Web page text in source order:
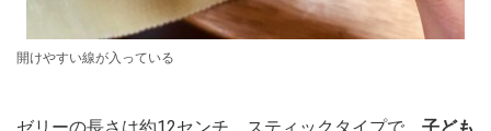
開けやすい線が入っている